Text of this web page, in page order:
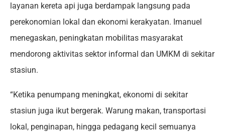
layanan kereta api juga berdampak langsung pada
perekonomian lokal dan ekonomi kerakyatan. Imanuel
menegaskan, peningkatan mobilitas masyarakat
mendorong aktivitas sektor informal dan UMKM di sekitar
stasiun.
“Ketika penumpang meningkat, ekonomi di sekitar
stasiun juga ikut bergerak. Warung makan, transportasi
lokal, penginapan, hingga pedagang kecil semuanya